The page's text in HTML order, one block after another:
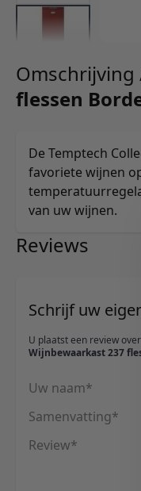
Omschrijving
flessen
De Temptech
favoriete wijnen
van uw wijnen.
Reviews
Schrijf uw
U plaatst een review
Wijnbewaarkast 237
Uw naam
Samenvatting
Review